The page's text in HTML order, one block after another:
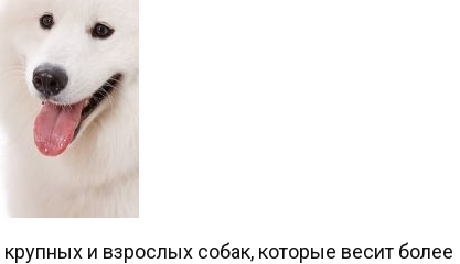
и взрослых собак, которые весит более